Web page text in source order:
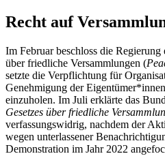
Recht auf
Im Februar beschloss die Regierung
über friedliche Versammlungen (P
setzte die Verpflichtung für
Genehmigung der
einzuholen. Im Juli erklärte das
Gesetzes über friedliche
verfassungswidrig, nachdem der
wegen unterlassener
Demonstration im Jahr 2022